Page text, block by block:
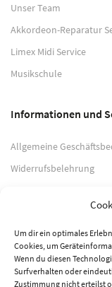
Um dir ein optimales
Cookies, um
Wenn du diesen
Surfverhalten oder
Zustimmung nicht erteilst
Unser Team
Akkordeon-Reparatur
Limex Midi Service
Musikschule
Informationen und
Allgemeine
Widerrufsbelehrung
Datenschutzerklärung
Zahlungsarten